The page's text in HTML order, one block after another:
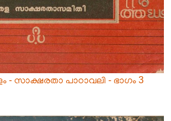
- സാക്ഷരതാ പാഠാവലി - ഭാഗം 3